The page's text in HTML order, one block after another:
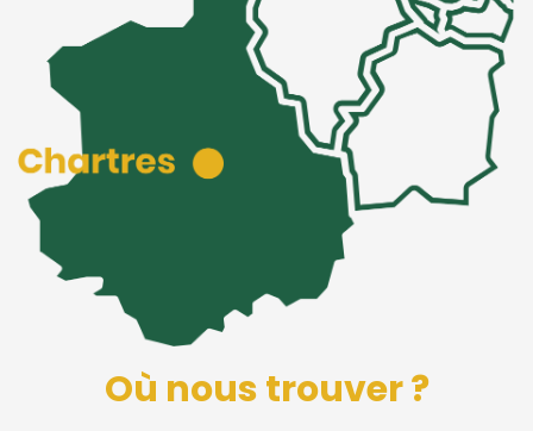
Où nous trouver ?